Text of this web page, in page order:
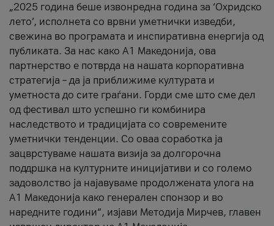
„2025 година беше извонредна година за ‘Охридско
лето’, исполнета со врвни уметнички изведби,
свежина во програмата и инспиративна енергија од
публиката. За нас како A1 Македонија, ова
партнерство е потврда на нашата корпоративна
стратегија – да ја приближиме културата и
уметноста до сите граѓани. Горди сме што сме дел
од фестивал што успешно ги комбинира
наследството и традицијата со современите
уметнички тенденции. Со оваа соработка ја
зацврстуваме нашата визија за долгорочна
поддршка на културните иницијативи и со големо
задоволство ја најавуваме продолжената улога на
A1 Македонија како генерален спонзор и во
наредните години“, изјави Методија Мирчев, главен